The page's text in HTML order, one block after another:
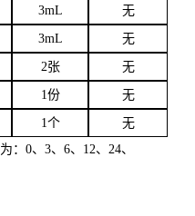
3mL 无
3mL 无
2张 无
1份 无
1个
无
为： 0、3、6、12、24、